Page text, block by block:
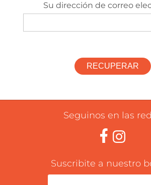
Su dirección de correo
Seguinos en las
Suscribite a nuestro